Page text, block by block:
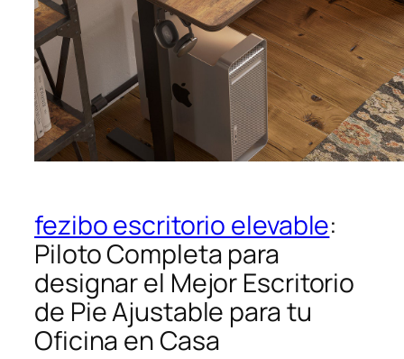
fezibo escritorio elevable:
Piloto Completa para
designar el Mejor Escritorio
de Pie Ajustable para tu
Oficina en Casa